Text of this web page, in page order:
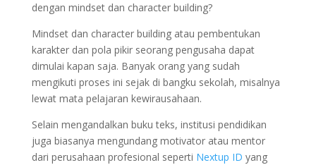
dengan mindset dan character building?
Mindset dan character building atau pembentukan
karakter dan pola pikir seorang pengusaha dapat
dimulai kapan saja. Banyak orang yang sudah
mengikuti proses ini sejak di bangku sekolah, misalnya
lewat mata pelajaran kewirausahaan.
Selain mengandalkan buku teks, institusi pendidikan
juga biasanya mengundang motivator atau mentor
dari perusahaan profesional seperti Nextup ID yang